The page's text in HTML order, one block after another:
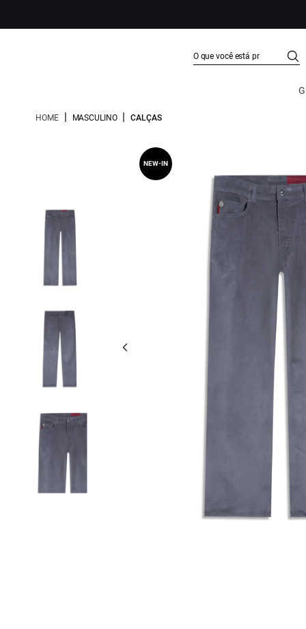
HOME | MASCULINO | CALÇAS
NEW-IN